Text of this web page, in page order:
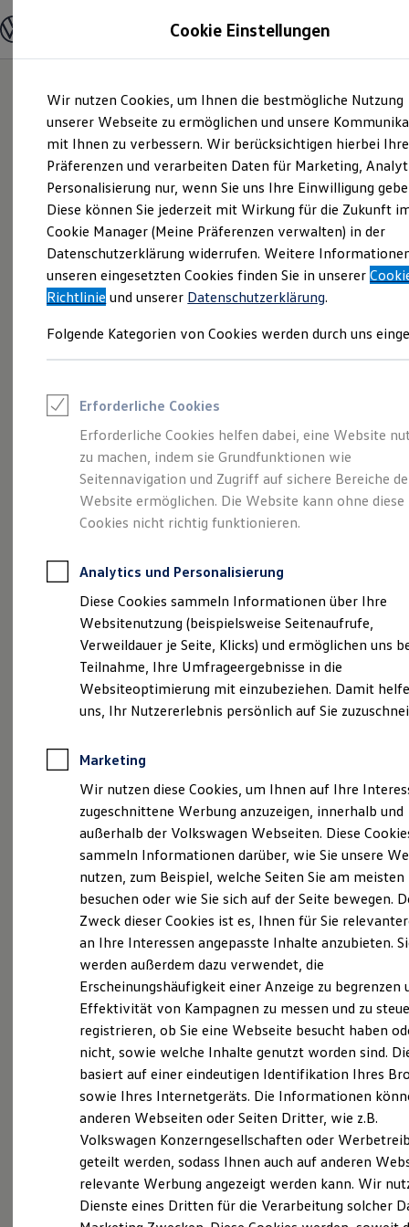
Hauptinhalt
springen
Footer
springen
Modelle und Konfigurator
Modelle vergleichen
Elektroautos
ENERGY Sondermodelle
Nutzfahrzeuge
SUV und CUV
Familienautos
Kombis
Kompaktwagen
Sportwagen
Schnell verfügbare Fahrzeuge
Angebote und Produkte
Aktuelle Angebote
E-Auto-Förderung
Volkswagen Marktplatz
Junge Gebrauchtwagen und Gebrauchtwagen
Saisonangebote
Leasing
Leasing-Angebote
Gebrauchtwagen Leasing
Junge Gebrauchtwagen-Leasing
Elektroauto Leasing
Kleinwagen-Leasing
Leasing ohne Anzahlung
Autokredit mit Schlussrate
Versicherungen und Garantien
Kfz-Versicherung
Restschuldversicherungen
Garantien
Wartungsverträge
Geschäftskunden
Professional Class bei Volkswagen
Großkunden
Behörden
Anpfiff zum Gewinn
Elektroautos
ID. Tutorials
Elektrofahrzeugkonzepte
Reichweite
Reichweite der ID. Modelle
Reichweite im Winter
Laden
Laden unterwegs
Laden Zuhause
Ladezeitensimulator
Batterie
Sicherheit
Garantie und Lebensdauer
Nachhaltigkeit
Technologie
Kosten und Kauf
Verbrauchskosten
Kaufoptionen
E-Auto-Förderung
Software und Konnektivität
Die ID. Software 6
ID. Software Versionen und Updates
Digitale Extras
Schnittstellen zu Ihrem ID.
Eine Klasse für sich.
Der Golf.
Impressum & Rechtliches)
Details des Golf
Exterieur
Harmonisch aufeinander abgestimmt: Mit
beleuchtendem VolkswagenLogo und schnittigen
Frontstoßfängern weiß der Golfoptisch zu
überzeugen. Auch die neuen Scheinwerfer und
Cookie Einstellungen
Wir nutzen Cookies, um Ihnen die bestmögliche Nutzung
unserer Webseite zu ermöglichen und unsere
mit Ihnen zu verbessern. Wir berücksichtigen hierbei Ihre
Präferenzen und verarbeiten Daten für Marketing,
Personalisierung nur, wenn Sie uns Ihre Einwilligung
Diese können Sie jederzeit mit Wirkung für die Zukunft
Cookie Manager (Meine Präferenzen verwalten) in der
Datenschutzerklärung widerrufen. Weitere
unseren eingesetzten Cookies finden Sie in unserer
Richtlinie und unserer Datenschutzerklärung.
Folgende Kategorien von Cookies werden durch uns
Erforderliche Cookies
Erforderliche Cookies helfen dabei, eine Website
zu machen, indem sie Grundfunktionen wie
Seitennavigation und Zugriff auf sichere Bereiche
Website ermöglichen. Die Website kann ohne diese
Cookies nicht richtig funktionieren.
Analytics und Personalisierung
Diese Cookies sammeln Informationen über Ihre
Websitenutzung (beispielsweise Seitenaufrufe,
Verweildauer je Seite, Klicks) und ermöglichen uns
Teilnahme, Ihre Umfrageergebnisse in die
Websiteoptimierung mit einzubeziehen. Damit
uns, Ihr Nutzererlebnis persönlich auf Sie
Marketing
Wir nutzen diese Cookies, um Ihnen auf Ihre
zugeschnittene Werbung anzuzeigen, innerhalb und
außerhalb der Volkswagen Webseiten. Diese
sammeln Informationen darüber, wie Sie unsere
nutzen, zum Beispiel, welche Seiten Sie am meisten
besuchen oder wie Sie sich auf der Seite bewegen.
Zweck dieser Cookies ist es, Ihnen für Sie
an Ihre Interessen angepasste Inhalte anzubieten.
werden außerdem dazu verwendet, die
Erscheinungshäufigkeit einer Anzeige zu begrenzen
Effektivität von Kampagnen zu messen und zu
registrieren, ob Sie eine Webseite besucht haben
nicht, sowie welche Inhalte genutzt worden sind.
basiert auf einer eindeutigen Identifikation Ihres
sowie Ihres Internetgeräts. Die Informationen
anderen Webseiten oder Seiten Dritter, wie z.B.
Volkswagen Konzerngesellschaften oder
geteilt werden, sodass Ihnen auch auf anderen
relevante Werbung angezeigt werden kann. Wir
Dienste eines Dritten für die Verarbeitung solcher